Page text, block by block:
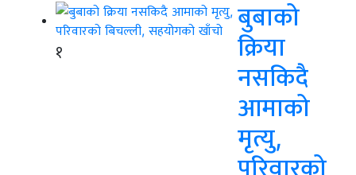
१
बुबाको
क्रिया
नसकिदै
आमाको
मृत्यु,
परिवारको